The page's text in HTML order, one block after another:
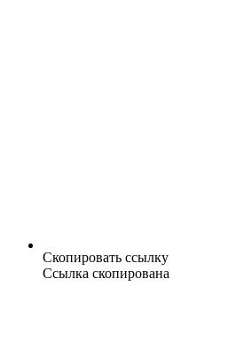
Скопировать ссылку
Ссылка скопирована